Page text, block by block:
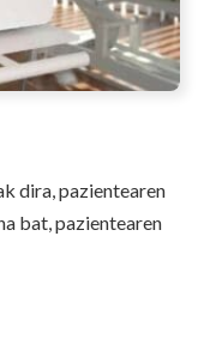
dira, pazientearen
bat, pazientearen